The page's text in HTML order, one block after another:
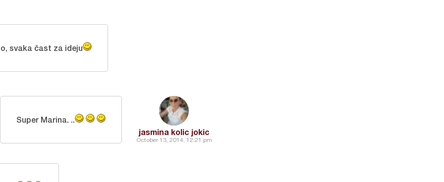
svaka čast za ideju
jasmina kolic jokic
October 13, 2014, 12:21 pm
Super Marina. ..